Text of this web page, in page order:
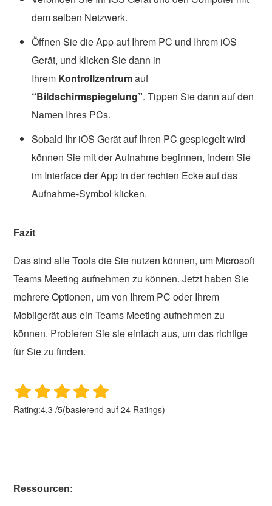
dem selben Netzwerk.
Öffnen Sie die App auf Ihrem PC und Ihrem iOS
Gerät, und klicken Sie dann in
Ihrem Kontrollzentrumauf
“Bildschirmspiegelung”. Tippen Sie dann auf den
Namen Ihres PCs.
Sobald Ihr iOS Gerät auf Ihren PC gespiegelt wird
können Sie mit der Aufnahme beginnen, indem Sie
im Interface der App in der rechten Ecke auf das
Aufnahme-Symbol klicken.
Fazit
Das sind alle Tools die Sie nutzen können, um Microsoft
Teams Meeting aufnehmen zu können. Jetzt haben Sie
mehrere Optionen, um von Ihrem PC oder Ihrem
Mobilgerät aus ein Teams Meeting aufnehmen zu
können. Probieren Sie sie einfach aus, um das richtige
für Sie zu finden.
Rating:4.3 /5(basierend auf24 Ratings)
Ressourcen: